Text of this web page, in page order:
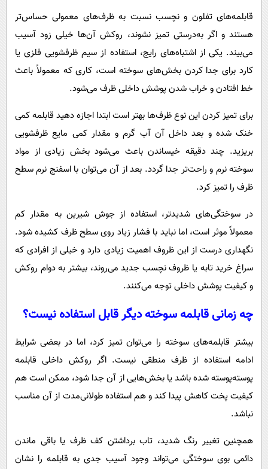
قابلمه‌های تفلون و نچسب نسبت به ظرف‌های معمولی حساس‌تر
هستند و اگر به‌درستی تمیز نشوند، روکش آن‌ها خیلی زود آسیب
می‌بیند. یکی از اشتباه‌های رایج، استفاده از سیم ظرفشویی فلزی یا
کارد برای جدا کردن بخش‌های سوخته است، کاری که معمولاً باعث
خط افتادن و خراب شدن پوشش داخلی ظرف می‌شود.
برای تمیز کردن این نوع ظرف‌ها بهتر است ابتدا اجازه دهید قابلمه کمی
خنک شده و بعد داخل آن آب گرم و مقدار کمی مایع ظرفشویی
بریزید. چند دقیقه خیساندن باعث می‌شود بخش زیادی از مواد
سوخته نرم و راحت‌تر جدا گردد. بعد از آن می‌توان با اسفنج نرم سطح
ظرف را تمیز کرد.
در سوختگی‌های شدیدتر، استفاده از جوش شیرین به مقدار کم
معمولاً موثر است، اما نباید با فشار زیاد روی سطح ظرف کشیده شود.
نگهداری درست از این ظروف اهمیت زیادی دارد و خیلی از افرادی که
سراغ خرید تابه یا ظروف نچسب جدید می‌روند، بیشتر به دوام روکش
و کیفیت پوشش داخلی توجه می‌کنند.
چه زمانی قابلمه سوخته دیگر قابل استفاده نیست؟
بیشتر قابلمه‌های سوخته را می‌توان تمیز کرد، اما در بعضی شرایط
ادامه استفاده از ظرف منطقی نیست. اگر روکش داخلی قابلمه
پوسته‌پوسته شده باشد یا بخش‌هایی از آن جدا شود، ممکن است هم
کیفیت پخت کاهش پیدا کند و هم استفاده طولانی‌مدت از آن مناسب
نباشد.
همچنین تغییر رنگ شدید، تاب برداشتن کف ظرف یا باقی ماندن
دائمی بوی سوختگی می‌تواند وجود آسیب جدی به قابلمه را نشان